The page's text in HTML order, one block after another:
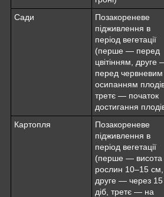
Сади
Позакореневе
підживлення в
період вегетації
(перше — перед
цвітінням, друге
перед червневим
осипанням
третє — початок
достигання
Картопля
Позакореневе
підживлення в
період вегетації
(перше — висота
рослин 10–15 см,
друге — через 15
діб, третє — на